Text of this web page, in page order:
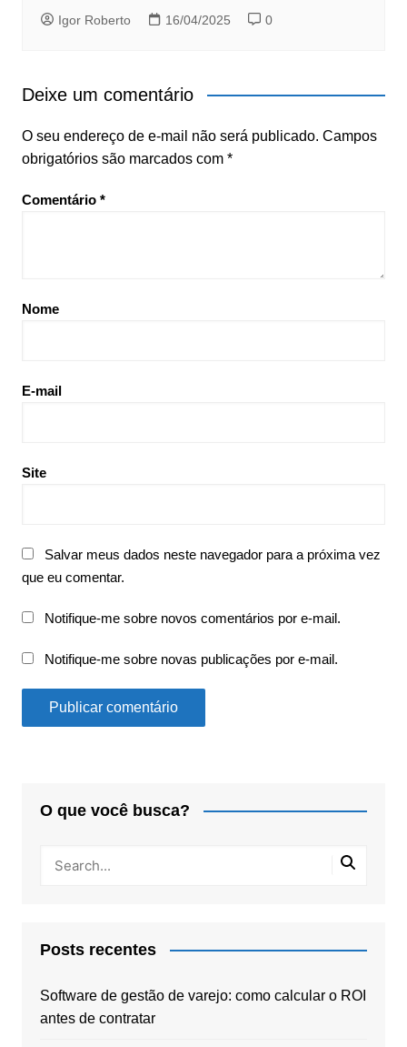
Igor Roberto 16/04/2025 0
Deixe um comentário
O seu endereço de e-mail não será publicado. Campos
obrigatórios são marcados com *
Comentário *
Nome
E-mail
Site
Salvar meus dados neste navegador para a próxima vez
que eu comentar.
Notifique-me sobre novos comentários por e-mail.
Notifique-me sobre novas publicações por e-mail.
O que você busca?
Posts recentes
Software de gestão de varejo: como calcular o ROI
antes de contratar